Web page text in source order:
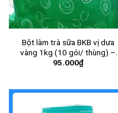
Bột làm trà sữa BKB vị dưa
vàng 1kg (10 gói/ thùng) –
Gói
95.000₫